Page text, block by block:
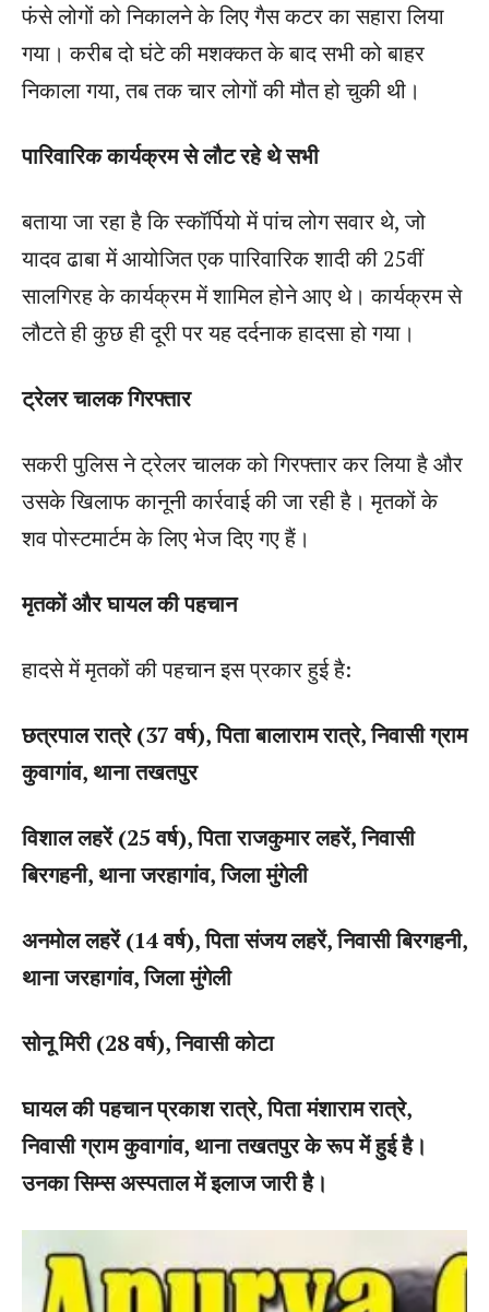
फंसे लोगों को निकालने के लिए गैस कटर का सहारा लिया
गया। करीब दो घंटे की मशक्कत के बाद सभी को बाहर
निकाला गया, तब तक चार लोगों की मौत हो चुकी थी।
पारिवारिक कार्यक्रम से लौट रहे थे सभी
बताया जा रहा है कि स्कॉर्पियो में पांच लोग सवार थे, जो
यादव ढाबा में आयोजित एक पारिवारिक शादी की 25वीं
सालगिरह के कार्यक्रम में शामिल होने आए थे। कार्यक्रम से
लौटते ही कुछ ही दूरी पर यह दर्दनाक हादसा हो गया।
ट्रेलर चालक गिरफ्तार
सकरी पुलिस ने ट्रेलर चालक को गिरफ्तार कर लिया है और
उसके खिलाफ कानूनी कार्रवाई की जा रही है। मृतकों के
शव पोस्टमार्टम के लिए भेज दिए गए हैं।
मृतकों और घायल की पहचान
हादसे में मृतकों की पहचान इस प्रकार हुई है:
छत्रपाल रात्रे (37 वर्ष), पिता बालाराम रात्रे, निवासी ग्राम
कुवागांव, थाना तखतपुर
विशाल लहरें (25 वर्ष), पिता राजकुमार लहरें, निवासी
बिरगहनी, थाना जरहागांव, जिला मुंगेली
अनमोल लहरें (14 वर्ष), पिता संजय लहरें, निवासी बिरगहनी,
थाना जरहागांव, जिला मुंगेली
सोनू मिरी (28 वर्ष), निवासी कोटा
घायल की पहचान प्रकाश रात्रे, पिता मंशाराम रात्रे,
निवासी ग्राम कुवागांव, थाना तखतपुर के रूप में हुई है।
उनका सिम्स अस्पताल में इलाज जारी है।